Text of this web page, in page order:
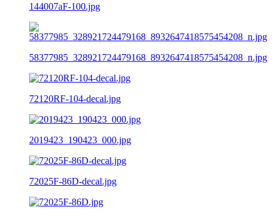
144007aF-100.jpg
58377985_328921724479168_8932647418575454208_n.jpg
72120RF-104-decal.jpg
2019423_190423_000.jpg
72025F-86D-decal.jpg